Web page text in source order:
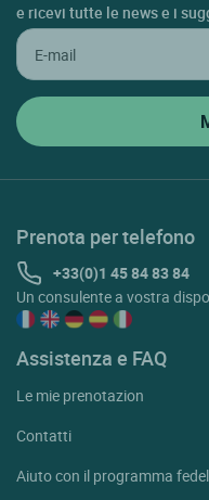
e ricevi tutte le news e i
Prenota per telefono
+33(0)1 45 84 83 84
Un consulente a vostra
Assistenza e FAQ
Le mie prenotazion
Contatti
Aiuto con il programma